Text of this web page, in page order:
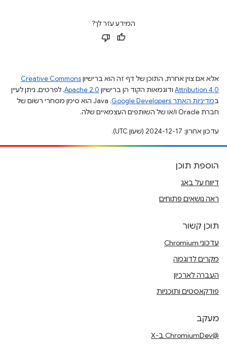
המידע עזר לך?
אלא אם צוין אחרת, התוכן של דף זה הוא ברישיוןCreative Commons
Attribution 4.0 ודוגמאות הקוד הן ברישיון Apache 2.0. לפרטים, ניתן לעיין
במדיניות האתר Google Developers‏
.‏ Java הוא סימן מסחרי רשום של
חברת Oracle ו/או של השותפים העצמאיים שלה.
עדכון אחרון: 2024-12-17 (שעון UTC).
הוספת תוכן
דיווח על באג
ראה נושאים פתוחים
תוכן קשור
עדכוני Chromium
מקרים לדוגמה
העברה לארכיון
פודקאסטים ותוכניות
מעקב
@ChromiumDev ב-X